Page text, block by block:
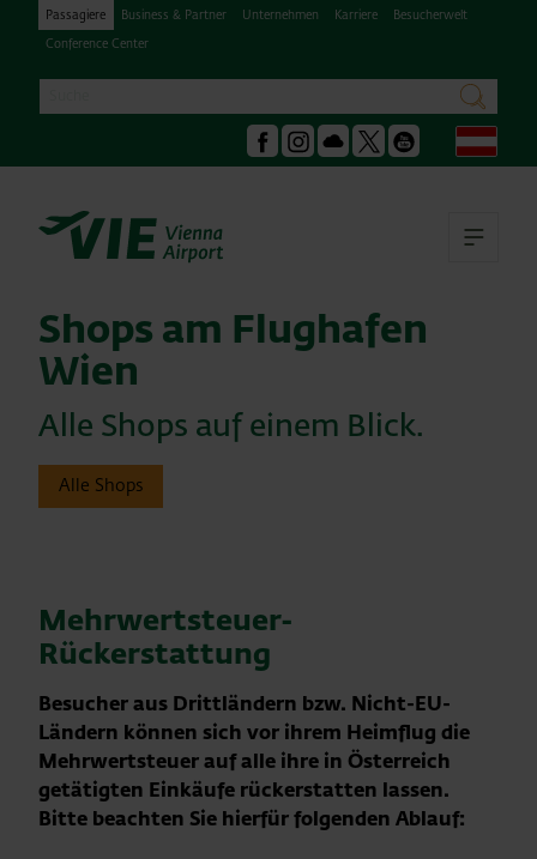
Passagiere Business & Partner Unternehmen Karriere
Besucherwelt
Conference Center
suchen
Facebook
Instagram
Podcast Youtube
Shops am Flughafen
Wien
Alle Shops auf einem Blick.
Alle Shops
Mehrwertsteuer-
Rückerstattung
Besucher aus Drittländern bzw. Nicht-EU-
Ländern können sich vor ihrem Heimflug die
Mehrwertsteuer auf alle ihre in Österreich
getätigten Einkäufe rückerstatten lassen.
Bitte beachten Sie hierfür folgenden Ablauf: